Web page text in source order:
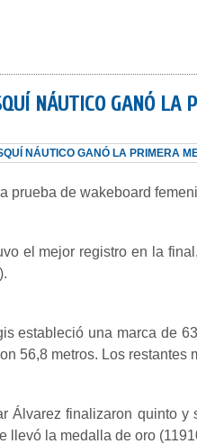
NÁUTICO GANÓ LA
prueba de wakeboard
el mejor registro en la
estableció una marca de
56,8 metros. Los
Álvarez finalizaron quinto
llevó la medalla de oro